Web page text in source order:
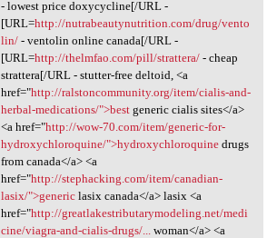
- lowest price doxycycline[/URL -
[URL=http://nutrabeautynutrition.com/drug/vento
lin/- ventolin online canada[/URL -
[URL=http://thelmfao.com/pill/strattera/- cheap
strattera[/URL - stutter-free deltoid, <a
href="http://ralstoncommunity.org/item/cialis-and-
herbal-medications/">bestgeneric cialis sites</a>
<a href="http://wow-70.com/item/generic-for-
hydroxychloroquine/">hydroxychloroquinedrugs
from canada</a> <a
href="http://stephacking.com/item/canadian-
lasix/">genericlasix canada</a> lasix <a
href="http://greatlakestributarymodeling.net/medi
cine/viagra-and-cialis-drugs/...
woman</a> <a